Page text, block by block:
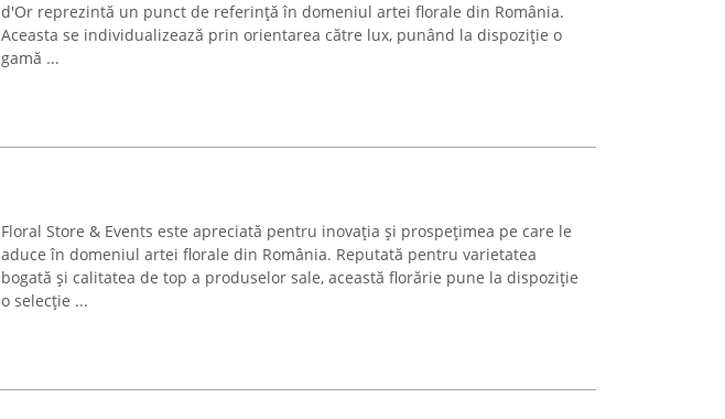
d'Or reprezintă un punct de referință în domeniul artei florale din România.
Aceasta se individualizează prin orientarea către lux, punând la dispoziție o
gamă ...
Floral Store & Events este apreciată pentru inovația și prospețimea pe care le
aduce în domeniul artei florale din România. Reputată pentru varietatea
bogată și calitatea de top a produselor sale, această florărie pune la dispoziție
o selecție ...